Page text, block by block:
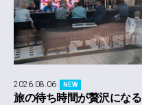
2026.08.06 NEW
旅の待ち時間が贅沢にな